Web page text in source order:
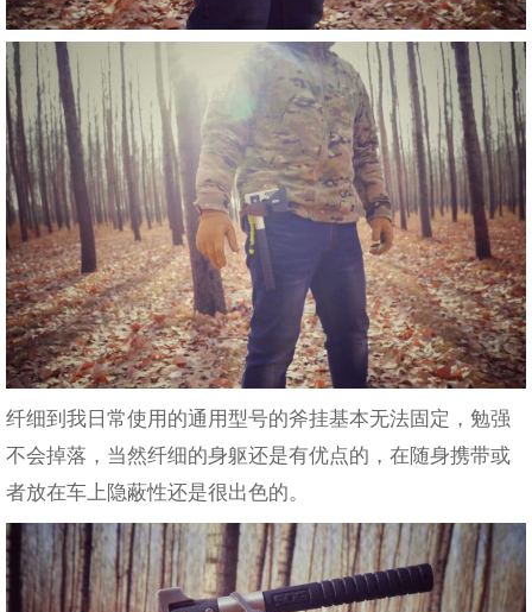
纤细到我日常使用的通用型号的斧挂基本无法固定，勉强
不会掉落，当然纤细的身躯还是有优点的，在随身携带或
者放在车上隐蔽性还是很出色的。